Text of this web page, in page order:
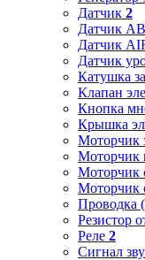
Датчик 2
Датчик
Датчик
Датчик
Катушка
Клапан
Кнопка
Крышка
Моторчик
Моторчик
Моторчик
Моторчик
Проводка
Резистор
Реле 2
Сигнал